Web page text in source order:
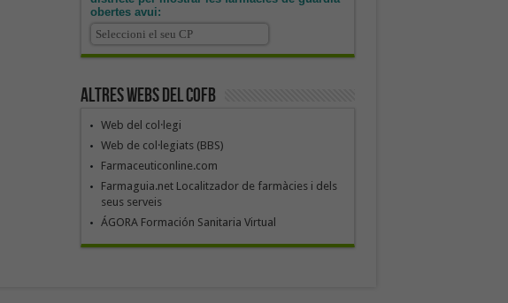
obertes avui:
Altres webs del COFB
Web del col·legi
Web de col·legiats (BBS)
Farmaceuticonline.com
Farmaguia.net Localitzador de farmàcies i dels
seus serveis
ÁGORA Formación Sanitaria Virtual